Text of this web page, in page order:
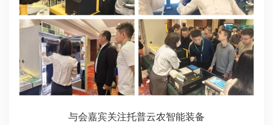
与会嘉宾关注托普云农智能装备